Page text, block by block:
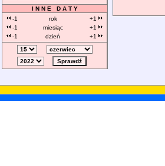
I N N E D A T Y
-1
rok
+1
-1
miesiąc
+1
-1
dzień +1